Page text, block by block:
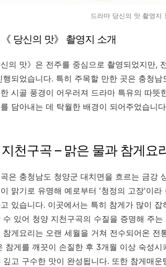
드라마 당신의 맛 촬영지
당신의 맛》 촬영지 소개
의 맛》은 전주를 중심으로 촬영되었지만,
행되었습니다. 특히 주목할 만한 곳은 충청
시골 풍경이 어우러져 드라마 특유의 따뜻
담아내는 데 탁월한 배경이 되어주었습니
천구곡 – 맑은 물과 참게요
은 충청남도 청양군 대치면을 흐르는 금강
맑기로 유명해 예로부터 '청정의 고장'이
있습니다. 이곳에서는 특히 참게가 많이
수 있어 청양 지천구곡의 수질을 증명해 주는
참게요리는 오랜 세월을 거쳐 전수되어온 전
참게를 깨끗이 손질한 후 3개월 이상 숙성
깊고 구수한 맛이 완성됩니다. 또한 참게매